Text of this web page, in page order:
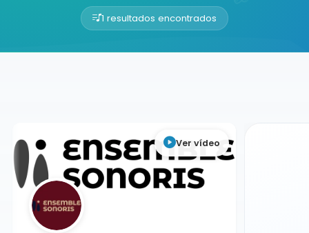
1 resultados encontrados
Buscador de músicos
Ver vídeo